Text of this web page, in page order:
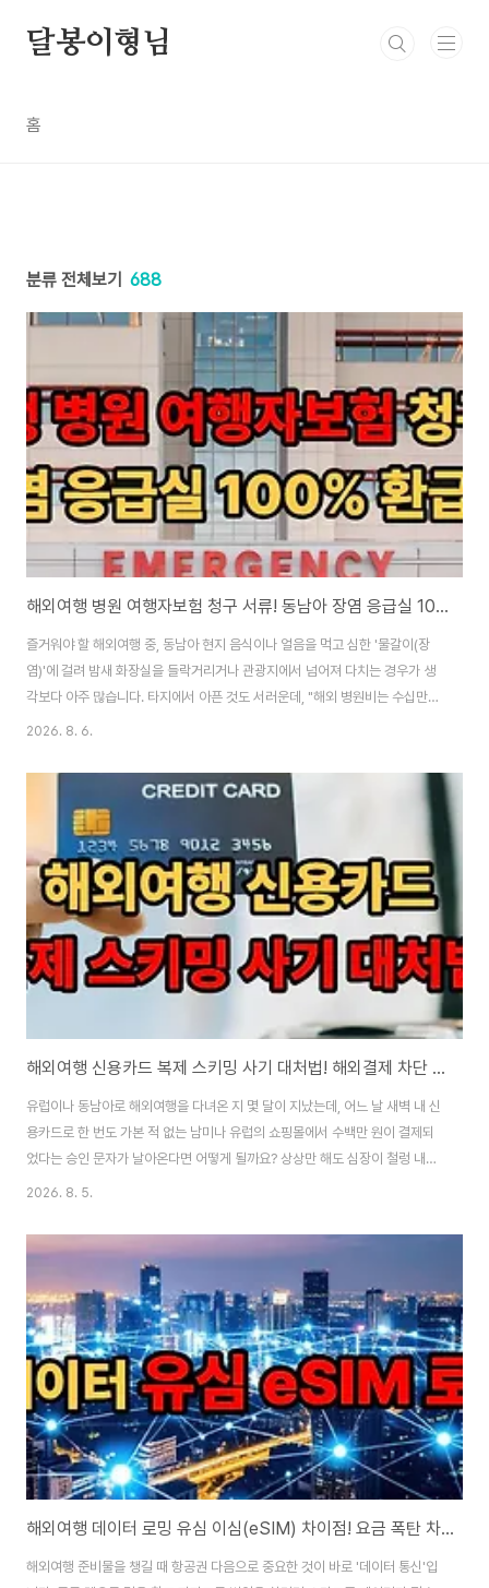
달봉이형님
홈
분류 전체보기 688
해외여행 병원 여행자보험 청구 서류! 동남아 장염 응급실 100% 환급 팁
즐거워야 할 해외여행 중, 동남아 현지 음식이나 얼음을 먹고 심한 '물갈이(장
염)'에 걸려 밤새 화장실을 들락거리거나 관광지에서 넘어져 다치는 경우가 생
각보다 아주 많습니다. 타지에서 아픈 것도 서러운데, "해외 병원비는 수십만
원에서 수백만 원까지 나온다던데 어떡하지?"라는 공포감에 아픔을 꾹 참고 약
외 여행자 보험'만 있다면, 현지 최고급 병원 응급실에서 VIP 대우를 받으며 진
료를 받고 약을 타도 귀국 후 100% 전액을 내 통장으로 돌려받을 수 있습니다.
오늘 해외에서 아플 때 당황하지 않고 병원을 이용하는 방법과, 한국에 와서 보
험금을 싹쓸이 청구하기 위해 현장에서 꼭 챙겨야 할 필수 서류 3가지를 완벽
정리해 드립..
2026. 8. 6.
해외여행 신용카드 복제 스키밍 사기 대처법! 해외결제 차단 이의제기 팁
유럽이나 동남아로 해외여행을 다녀온 지 몇 달이 지났는데, 어느 날 새벽 내 신
용카드로 한 번도 가본 적 없는 남미나 유럽의 쇼핑몰에서 수백만 원이 결제되
었다는 승인 문자가 날아온다면 어떻게 될까요? 상상만 해도 심장이 철렁 내려
앉는 이 상황은 '신용카드 불법 복제(스키밍, Skimming)' 사기에 당했을 때 벌
때 마그네틱 정보를 몰래 빼내어 위조 카드를 만드는 악랄한 수법인데요. 오늘
소중한 내 돈을 지키기 위한 해외여행 카드 스키밍 예방법과 귀국 후 필수 조치,
그리고 이미 돈이 빠져나갔을 때 전액 환불받는 카드사 이의제기 절차를 총정
리해 드립니다. "> 1. ATM 스키밍(복제) 사기 수법과 예방 꿀팁 범죄자들은 관
광객..
2026. 8. 5.
해외여행 데이터 로밍 유심 이심(eSIM) 차이점! 요금 폭탄 차단 꿀팁
해외여행 준비물을 챙길 때 항공권 다음으로 중요한 것이 바로 '데이터 통신'입